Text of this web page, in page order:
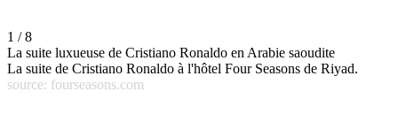
1 / 8
La suite luxueuse de Cristiano Ronaldo en Arabie saoudite
La suite de Cristiano Ronaldo à l'hôtel Four Seasons de Riyad.
source: fourseasons.com